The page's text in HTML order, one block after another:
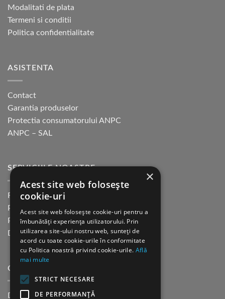
pot
fi
în
Modalitati de plata
Termeni si conditii
Politica confidentialitate
ASISTENTA
Contact
Garantia produselor
Protectia consumatorului ANPC
ANPC – SAL
SERVICIILE NOASTRE
Returnare in 30 de zile
Plata cu cardul Guerrilla
Plata in rate fara dobanda
Distributie sau profesionisti
CINE SUNTEM?
Despre noi
×
Acest site web folosește
cookie-uri
Acest site web folosește cookie-uri pentru a
îmbunătăți experiența utilizatorului. Prin
utilizarea site-ului nostru web, sunteți de
acord cu toate cookie-urile în conformitate
cu Politica noastră privind cookie-urile. Află
mai multe
STRICT NECESARE
DE PERFORMANȚĂ